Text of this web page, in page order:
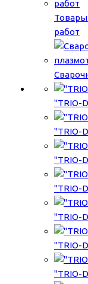
работ
"TRIO-
"TRIO-
"TRIO-
"TRIO-
"TRIO-
"TRIO-
"TRIO-